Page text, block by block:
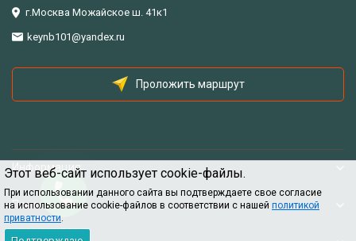
Этот веб-сайт использует cookie-файлы.
При использовании данного сайта вы подтверждаете свое согласие
на использование cookie-файлов в соответствии с нашей политикой
приватности.
г.Москва Можайское ш. 41к1
keynb101@yandex.ru
Проложить маршрут
Информация
Помощь